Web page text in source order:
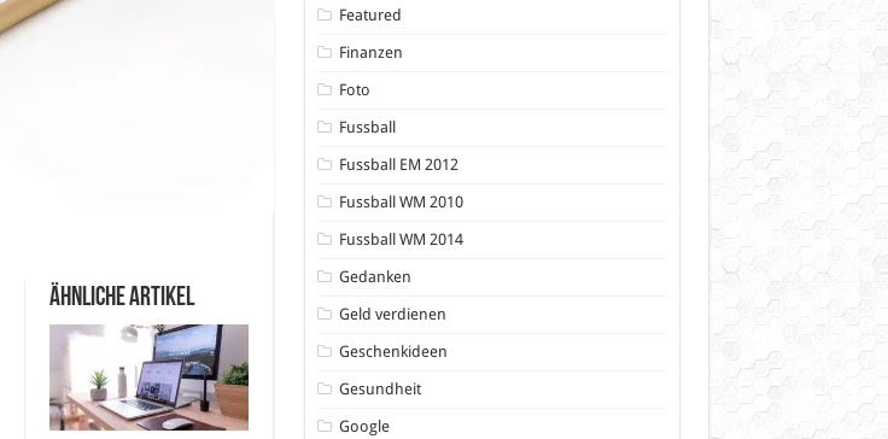
Ähnliche Artikel
Featured
Finanzen
Foto
Fussball
Fussball EM 2012
Fussball WM 2010
Fussball WM 2014
Gedanken
Geld verdienen
Geschenkideen
Gesundheit
Google